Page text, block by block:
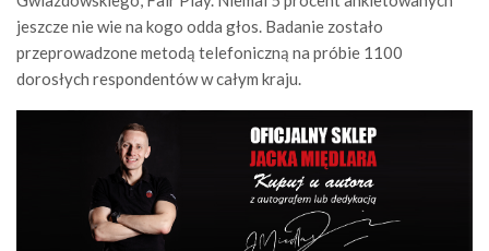
jeszcze nie wie na kogo odda głos. Badanie zostało
przeprowadzone metodą telefoniczną na próbie 1100
dorosłych respondentów w całym kraju.